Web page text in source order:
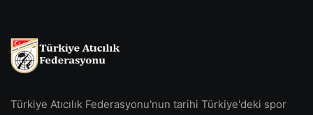
Türkiye Atıcılık Federasyonu'nun tarihi Türkiye'deki spor